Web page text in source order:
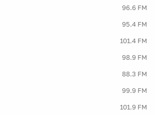
96.6 FM
95.4 FM
101.4 FM
98.9 FM
88.3 FM
99.9 FM
101.9 FM